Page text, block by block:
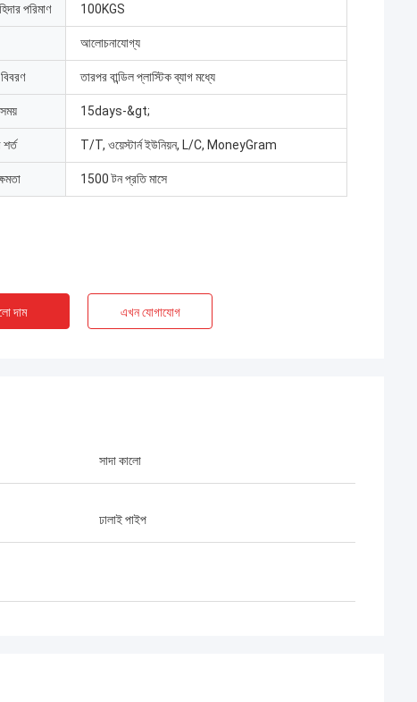
পরিমাণ 100KGS
আলোচনাযোগ্য
তারপর বান্ডিল প্লাস্টিক ব্যাগ মধ্যে
15days-&gt;
T/T, ওয়েস্টার্ন ইউনিয়ন, L/C, MoneyGram
1500 টন প্রতি মাসে
দাম এখন যোগাযোগ
সাদা কালো
ঢালাই পাইপ